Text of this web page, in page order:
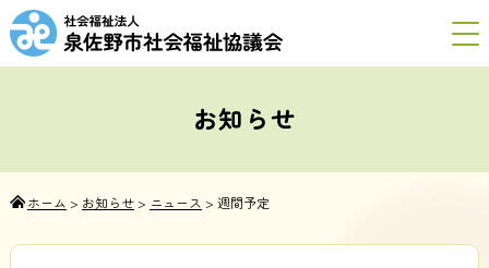
お知らせ
ホーム > お知らせ> ニュース > 週間予定